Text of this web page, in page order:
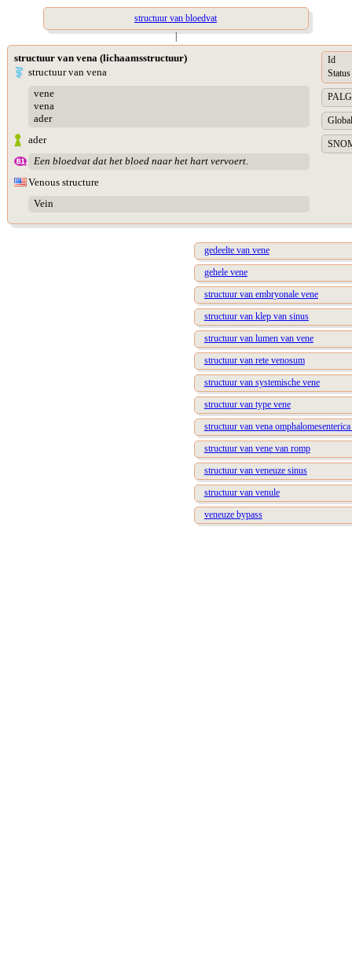
structuur van bloedvat
|
structuur van vena (lichaamsstructuur)
structuur van vena
vene
vena
ader
ader
Een bloedvat dat het bloed naar het hart vervoert.
Venous structure
Vein
Id
Status
gedeelte van vene
gehele vene
structuur van embryonale vene
structuur van klep van sinus
structuur van lumen van vene
structuur van rete venosum
structuur van systemische vene
structuur van type vene
structuur van vena
structuur van vene van romp
structuur van veneuze sinus
structuur van venule
veneuze bypass